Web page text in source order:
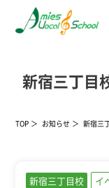
新宿三丁目
TOP お知らせ 新宿三
新宿三丁目校 イ